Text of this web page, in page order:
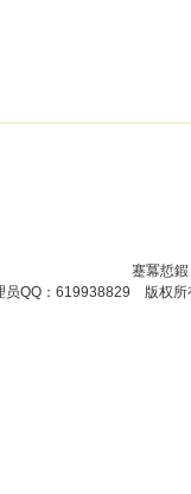
蹇冪悊
员QQ：619938829 版权